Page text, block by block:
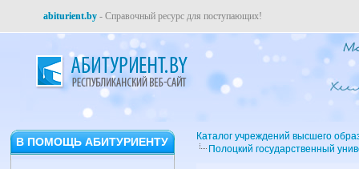
abiturient.by - Справочный ресурс для поступающих!
В ПОМОЩЬ АБИТУРИЕНТУ
Каталог учреждений высшего
Полоцкий государственный